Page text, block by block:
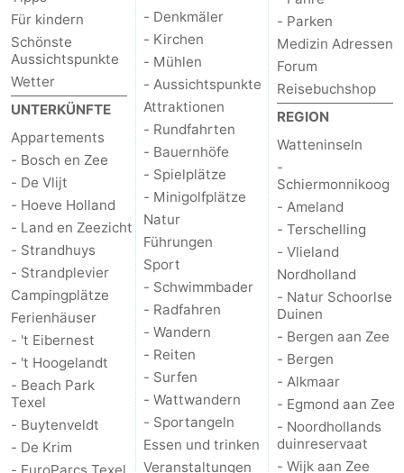
Schoorlse
Duinen
Bergen
aan
Zee
-
Bergen
-
Alkmaar
-
Egmond
aan
Zee
-
Noordhollands
duinreservaat
Wijk
aan
Zee
Natur
Zuid-
Kennermerland
-
Amsterdam
-
Haarlem
-
Zandvoort
Wetter
Kontakt
Für kindern
Schönste
Aussichtspunkte
Wetter
UNTERKÜNFTE
Appartements
- Bosch en Zee
- De Vlijt
- Hoeve Holland
- Land en Zeezicht
- Strandhuys
- Strandplevier
Campingplätze
Ferienhäuser
- 't Eibernest
- 't Hoogelandt
- Beach Park
Texel
- Buytenveldt
- De Krim
- Denkmäler
- Kirchen
- Mühlen
- Aussichtspunkte
Attraktionen
- Rundfahrten
- Bauernhöfe
- Spielplätze
- Minigolfplätze
Natur
Führungen
Sport
- Schwimmbader
- Radfahren
- Wandern
- Reiten
- Surfen
- Wattwandern
- Sportangeln
Essen und trinken
Veranstaltungen
- Parken
Medizin Adressen
Forum
Reisebuchshop
REGION
Watteninseln
-
Schiermonnikoog
- Ameland
- Terschelling
- Vlieland
Nordholland
- Natur Schoorlse
Duinen
- Bergen aan Zee
- Bergen
- Alkmaar
- Egmond aan Zee
- Noordhollands
duinreservaat
- Wijk aan Zee